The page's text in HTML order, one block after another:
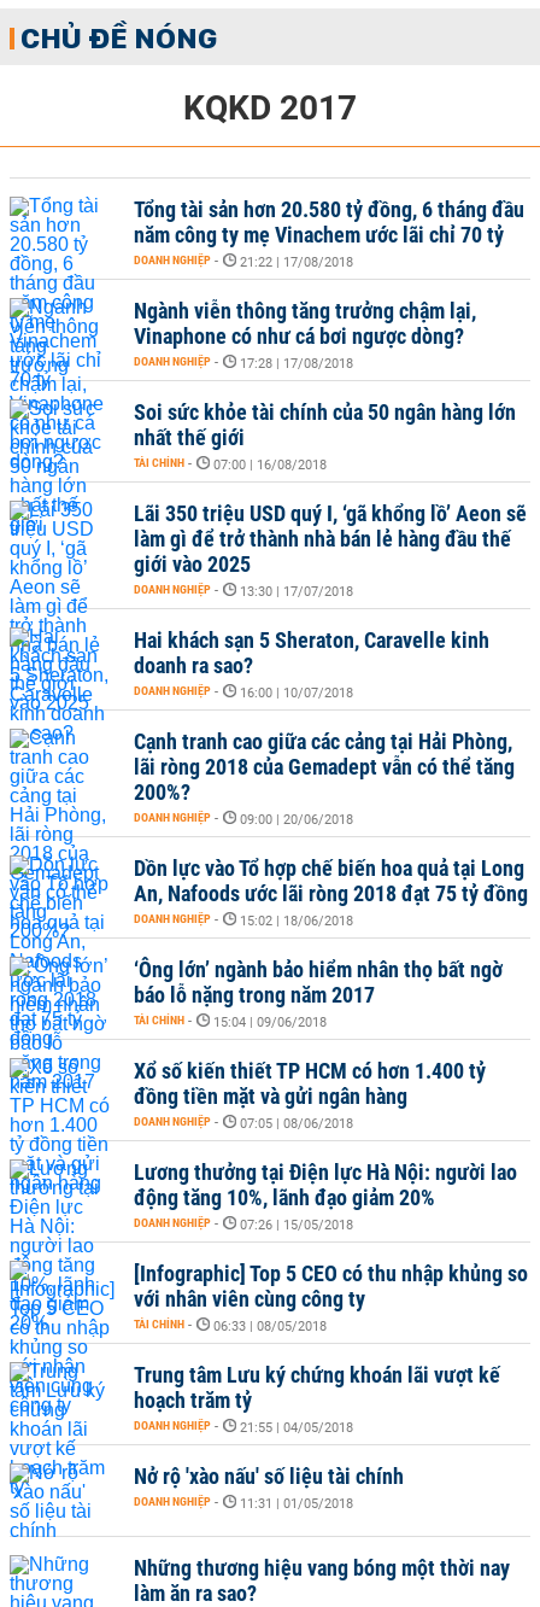
CHỦ ĐỀ NÓNG
KQKD 2017
Tổng tài sản hơn 20.580 tỷ đồng, 6 tháng đầu
năm công ty mẹ Vinachem ước lãi chỉ 70 tỷ
DOANH NGHIỆP - 21:22 | 17/08/2018
Ngành viễn thông tăng trưởng chậm lại,
Vinaphone có như cá bơi ngược dòng?
DOANH NGHIỆP - 17:28 | 17/08/2018
Soi sức khỏe tài chính của 50 ngân hàng lớn
nhất thế giới
TÀI CHÍNH - 07:00 | 16/08/2018
Lãi 350 triệu USD quý I, ‘gã khổng lồ’ Aeon sẽ
làm gì để trở thành nhà bán lẻ hàng đầu thế
giới vào 2025
DOANH NGHIỆP - 13:30 | 17/07/2018
Hai khách sạn 5 Sheraton, Caravelle kinh
doanh ra sao?
DOANH NGHIỆP - 16:00 | 10/07/2018
Cạnh tranh cao giữa các cảng tại Hải Phòng,
lãi ròng 2018 của Gemadept vẫn có thể tăng
200%?
DOANH NGHIỆP - 09:00 | 20/06/2018
Dồn lực vào Tổ hợp chế biến hoa quả tại Long
An, Nafoods ước lãi ròng 2018 đạt 75 tỷ đồng
DOANH NGHIỆP - 15:02 | 18/06/2018
‘Ông lớn’ ngành bảo hiểm nhân thọ bất ngờ
báo lỗ nặng trong năm 2017
TÀI CHÍNH - 15:04 | 09/06/2018
Xổ số kiến thiết TP HCM có hơn 1.400 tỷ
đồng tiền mặt và gửi ngân hàng
DOANH NGHIỆP - 07:05 | 08/06/2018
Lương thưởng tại Điện lực Hà Nội: người lao
động tăng 10%, lãnh đạo giảm 20%
DOANH NGHIỆP - 07:26 | 15/05/2018
[Infographic] Top 5 CEO có thu nhập khủng so
với nhân viên cùng công ty
TÀI CHÍNH - 06:33 | 08/05/2018
Trung tâm Lưu ký chứng khoán lãi vượt kế
hoạch trăm tỷ
DOANH NGHIỆP - 21:55 | 04/05/2018
Nở rộ 'xào nấu' số liệu tài chính
DOANH NGHIỆP - 11:31 | 01/05/2018
Những thương hiệu vang bóng một thời nay
làm ăn ra sao?